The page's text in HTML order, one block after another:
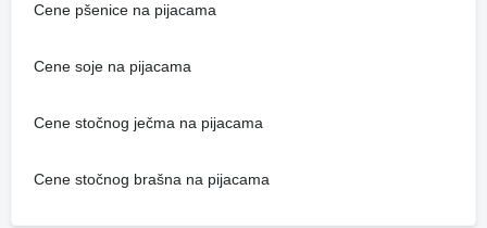
Cene pšenice na pijacama
Cene soje na pijacama
Cene stočnog ječma na pijacama
Cene stočnog brašna na pijacama